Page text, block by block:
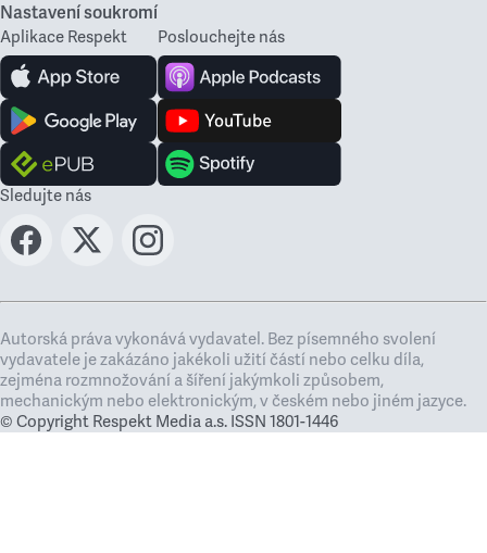
Nastavení soukromí
Aplikace Respekt Poslouchejte nás
Sledujte nás
Autorská práva vykonává vydavatel. Bez písemného svolení
vydavatele je zakázáno jakékoli užití částí nebo celku díla,
zejména rozmnožování a šíření jakýmkoli způsobem,
mechanickým nebo elektronickým, v českém nebo jiném jazyce.
© Copyright Respekt Media a.s. ISSN 1801-1446